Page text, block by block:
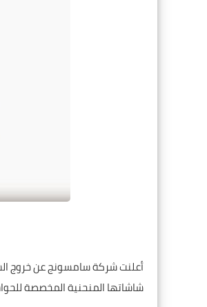
أعلنت شركة سامسونج عن خروج
شاشاتها المنحنية المخصصة